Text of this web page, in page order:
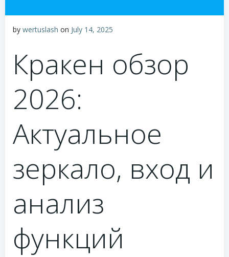
by wertuslash on July 14, 2025
Кракен обзор
2026:
Актуальное
зеркало, вход и
анализ
функций